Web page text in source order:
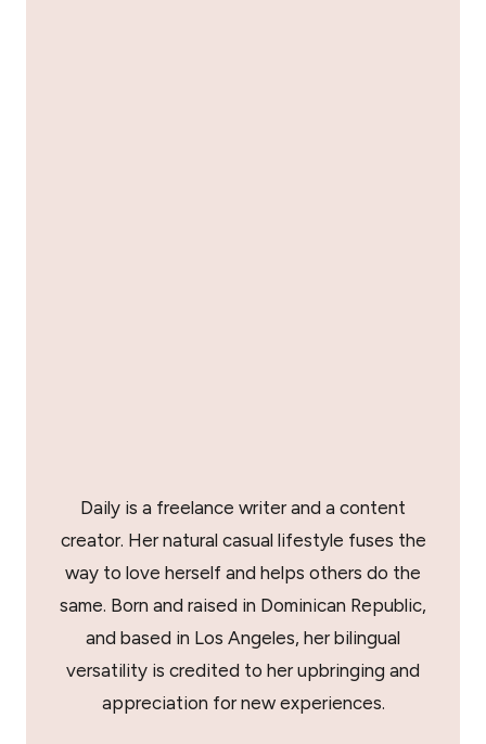
Daily is a freelance writer and a content
creator. Her natural casual lifestyle fuses the
way to love herself and helps others do the
same. Born and raised in Dominican Republic,
and based in Los Angeles, her bilingual
versatility is credited to her upbringing and
appreciation for new experiences.